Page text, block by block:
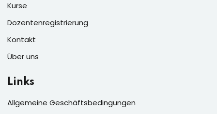
Kurse
Dozentenregistrierung
Kontakt
Über uns
Links
Allgemeine Geschäftsbedingungen